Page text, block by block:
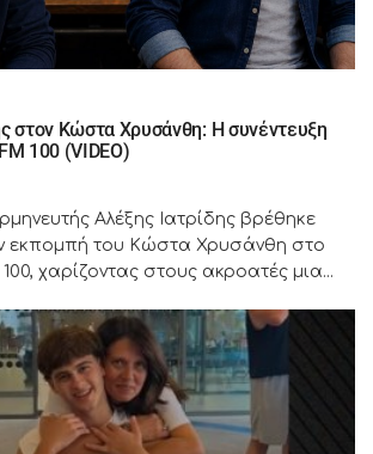
στον Κώστα Χρυσάνθη: Η συνέντευξη
100 (VIDEO)
Αλέξης Ιατρίδης βρέθηκε
εκπομπή του Κώστα Χρυσάνθη στο
χαρίζοντας στους ακροατές μια...